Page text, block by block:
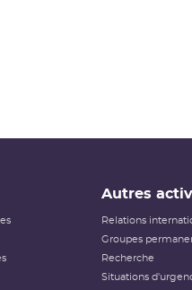
Autres
Relations
Groupes
Recherche
Situations